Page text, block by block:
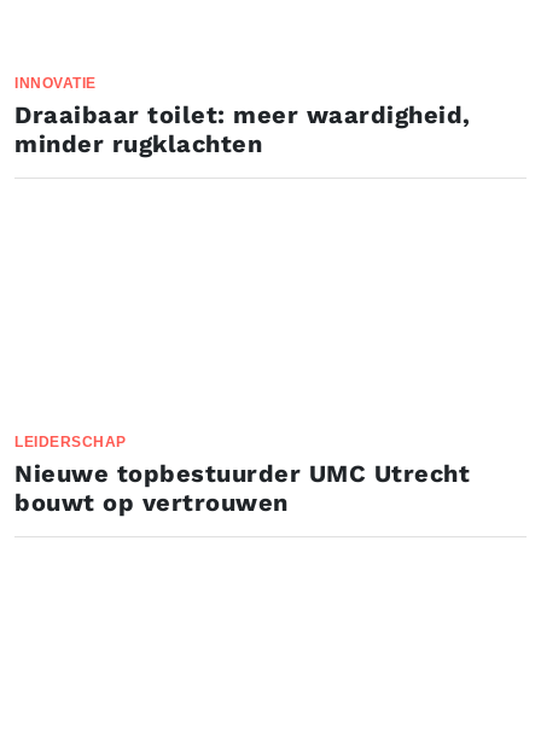
INNOVATIE
Draaibaar toilet: meer waardigheid,
minder rugklachten
LEIDERSCHAP
Nieuwe topbestuurder UMC Utrecht
bouwt op vertrouwen